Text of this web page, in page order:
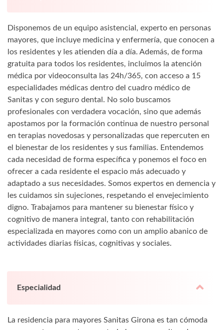
Disponemos de un equipo asistencial, experto en personas
mayores, que incluye medicina y enfermería, que conocen a
los residentes y les atienden día a día. Además, de forma
gratuita para todos los residentes, incluimos la atención
médica por videoconsulta las 24h/365, con acceso a 15
especialidades médicas dentro del cuadro médico de
Sanitas y con seguro dental. No solo buscamos
profesionales con verdadera vocación, sino que además
apostamos por la formación continua de nuestro personal
en terapias novedosas y personalizadas que repercuten en
el bienestar de los residentes y sus familias. Entendemos
cada necesidad de forma específica y ponemos el foco en
ofrecer a cada residente el espacio más adecuado y
adaptado a sus necesidades. Somos expertos en demencia y
les cuidamos sin sujeciones, respetando el envejecimiento
digno. Trabajamos para mantener su bienestar físico y
cognitivo de manera integral, tanto con rehabilitación
especializada en mayores como con un amplio abanico de
actividades diarias físicas, cognitivas y sociales.
Especialidad
La residencia para mayores Sanitas Girona es tan cómoda